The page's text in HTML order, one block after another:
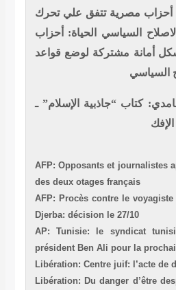
أحزاب مصرية تتفق علي تحرك
السياسي الحياة: أحزاب
أمانة مشتركة لوضع قواعد
السياسي
كتاب “جاذبية الإسلام” ـ
AFP: Opposants et journalistes
des deux otages français
AFP: Procès contre le voyagiste
Djerba: décision le 27/10
AP: Tunisie: le syndicat
président Ben Ali pour la
Libération: Centre juif: l’acte de
Libération: Du danger d’être